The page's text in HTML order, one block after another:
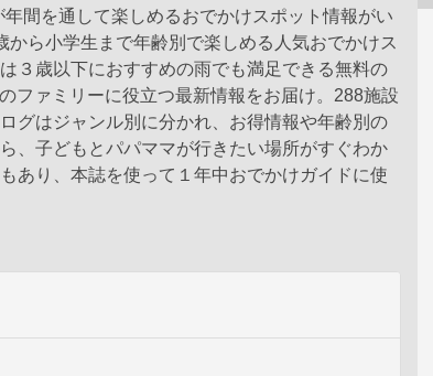
間を通して楽しめるおでかけスポット情報がい
ら小学生まで年齢別で楽しめる人気おでかけス
３歳以下におすすめの雨でも満足できる無料の
ファミリーに役立つ最新情報をお届け。288施設
グはジャンル別に分かれ、お得情報や年齢別の
、子どもとパパママが行きたい場所がすぐわか
あり、本誌を使って１年中おでかけガイドに使